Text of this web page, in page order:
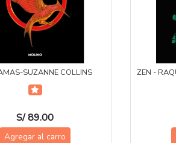
SUZANNE COLLINS
S/ 89.00
Agregar al carro
ZEN -